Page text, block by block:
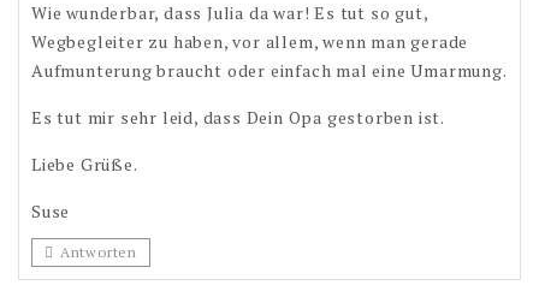
Wie wunderbar, dass Julia da war! Es tut so gut,
Wegbegleiter zu haben, vor allem, wenn man gerade
Aufmunterung braucht oder einfach mal eine Umarmung.
Es tut mir sehr leid, dass Dein Opa gestorben ist.
Liebe Grüße.
Suse
Antworten